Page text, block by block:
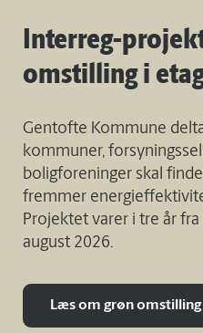
Interreg-
omstilling i
Gentofte Kommune
kommuner,
boligforeninger skal
fremmer
Projektet varer i tre år
august 2026.
Læs om grøn